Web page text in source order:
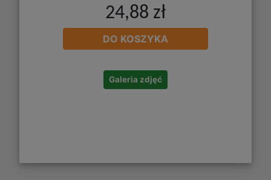
24,88 zł
DO KOSZYKA
Galeria zdjęć